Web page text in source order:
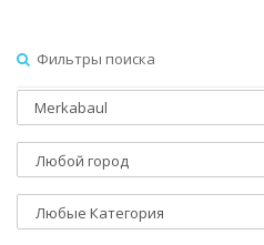
Фильтры поиска